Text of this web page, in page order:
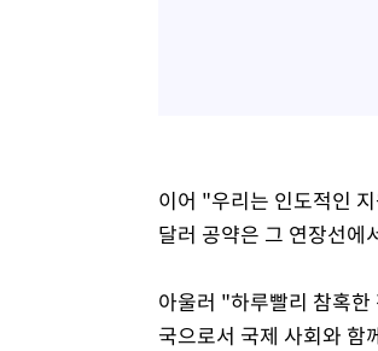
이어 "우리는 인도적인
달러 공약은 그 연장선에
아울러 "하루빨리 참혹
국으로서 국제 사회와 함